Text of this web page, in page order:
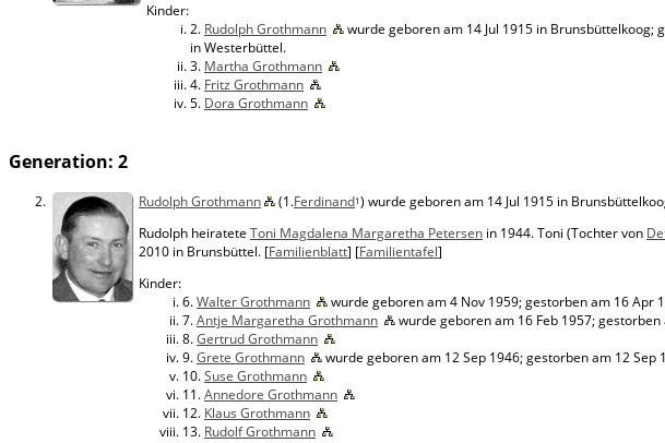
Kinder:
2. Rudolph Grothmann
wurde geboren am 14 Jul 1915 in Brunsbüttelkoog;
in Westerbüttel.
3. Martha Grothmann
4. Fritz Grothmann
5. Dora Grothmann
Generation: 2
2. Rudolph Grothmann (1.Ferdinand1) wurde geboren am 14 Jul 1915 in
Rudolph heiratete Toni Magdalena Margaretha Petersen in 1944. Toni (Tochter von
2010 in Brunsbüttel. [Familienblatt] [Familientafel]
Kinder:
6.Walter Grothmann
wurde geboren am 4 Nov 1959; gestorben am 16 Apr
7.Antje Margaretha Grothmann
wurde geboren am 16 Feb 1957;
8.Gertrud Grothmann
9.Grete Grothmann
wurde geboren am 12 Sep 1946; gestorben am 12 Sep
10.Suse Grothmann
11.Annedore Grothmann
12. Klaus Grothmann
13. Rudolf Grothmann